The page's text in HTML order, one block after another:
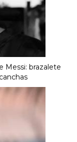
Messi: brazalete